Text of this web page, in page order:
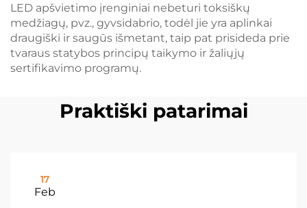
LED apšvietimo įrenginiai nebeturi toksiškų
medžiagų, pvz., gyvsidabrio, todėl jie yra aplinkai
draugiški ir saugūs išmetant, taip pat prisideda prie
tvaraus statybos principų taikymo ir žaliųjų
sertifikavimo programų.
Praktiški patarimai
17
Feb